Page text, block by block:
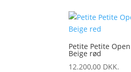
Petite Petite
Beige rød
12.200,00 DKK.